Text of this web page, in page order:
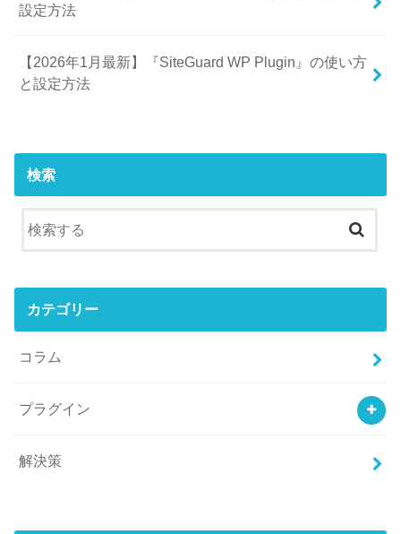
設定方法
【2026年1月最新】『SiteGuard WP Plugin』の使い方
と設定方法
検索
カテゴリー
コラム
プラグイン
解決策